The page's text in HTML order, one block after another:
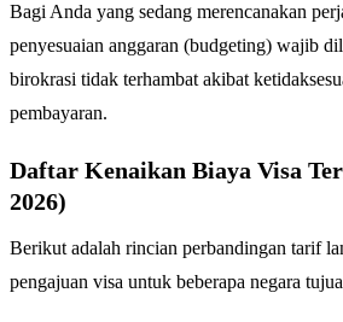
Bagi Anda yang sedang merencanakan
penyesuaian anggaran (budgeting) wajib
birokrasi tidak terhambat akibat
pembayaran.
Daftar Kenaikan Biaya Visa
2026)
Berikut adalah rincian perbandingan tarif
pengajuan visa untuk beberapa negara